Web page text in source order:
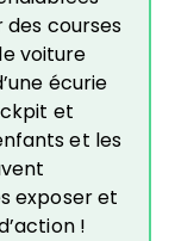
des courses
voiture
écurie
et
et les
exposer et
!